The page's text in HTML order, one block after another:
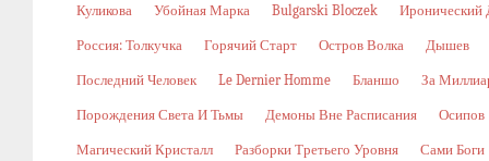
Куликова Убойная Марка Bulgarski Bloczek Иронический
Россия: Толкучка Горячий Старт Остров Волка Дышев
Последний Человек Le Dernier Homme Бланшо За
Порождения Света И Тьмы Демоны Вне Расписания Осипов
Магический Кристалл Разборки Третьего Уровня Сами Боги